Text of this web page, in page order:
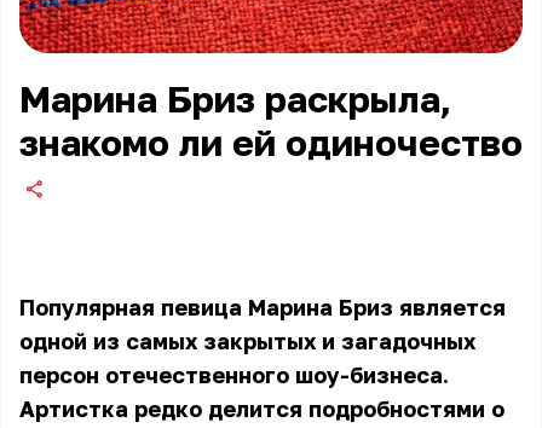
Марина Бриз раскрыла,
знакомо ли ей одиночество
Популярная певица Марина Бриз является
одной из самых закрытых и загадочных
персон отечественного шоу-бизнеса.
Артистка редко делится подробностями о